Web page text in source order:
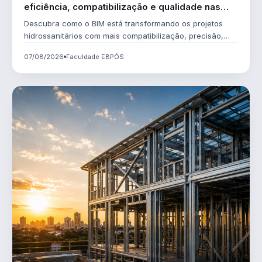
eficiência, compatibilização e qualidade nas
edificações
Descubra como o BIM está transformando os projetos
hidrossanitários com mais compatibilização, precisão,
07/08/2026 Faculdade EBPÓS